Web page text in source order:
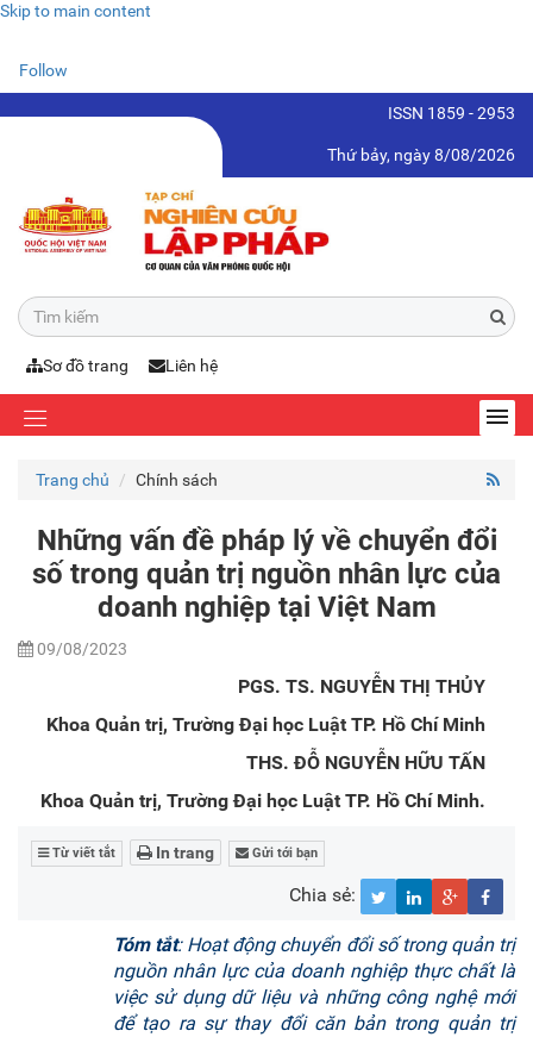
Skip to main content
Follow
ISSN 1859 - 2953
Thứ bảy, ngày 8/08/2026
Sơ đồ trang Liên hệ
Trang chủ Chính sách
Những vấn đề pháp lý về chuyển đổi
số trong quản trị nguồn nhân lực của
doanh nghiệp tại Việt Nam
09/08/2023
PGS. TS. NGUYỄN THỊ THỦY
Khoa Quản trị, Trường Đại học Luật TP. Hồ Chí Minh
THS. ĐỖ NGUYỄN HỮU TẤN
Khoa Quản trị, Trường Đại học Luật TP. Hồ Chí Minh.
Từ viết tắt In trang Gửi tới bạn
Chia sẻ:
Tóm tắt: Hoạt động chuyển đổi số trong quản trị
nguồn nhân lực của doanh nghiệp thực chất là
việc sử dụng dữ liệu và những công nghệ mới
để tạo ra sự thay đổi căn bản trong quản trị